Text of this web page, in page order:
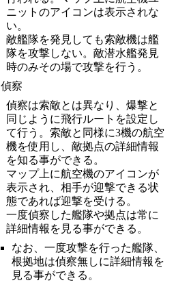
ニットのアイコンは表示されな
い。
敵艦隊を発見しても索敵機は艦
隊を攻撃しない。敵潜水艦発見
時のみその場で攻撃を行う。
偵察
偵察は索敵とは異なり、爆撃と
同じように飛行ルートを設定し
て行う。索敵と同様に3機の航空
機を使用し、敵拠点の詳細情報
を知る事ができる。
マップ上に航空機のアイコンが
表示され、相手が迎撃できる状
態であれば迎撃を受ける。
一度偵察した艦隊や拠点は常に
詳細情報を見る事ができる。
なお、一度攻撃を行った艦隊、
根拠地は偵察無しに詳細情報を
見る事ができる。